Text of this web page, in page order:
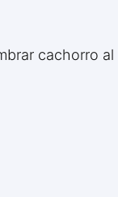
cachorro